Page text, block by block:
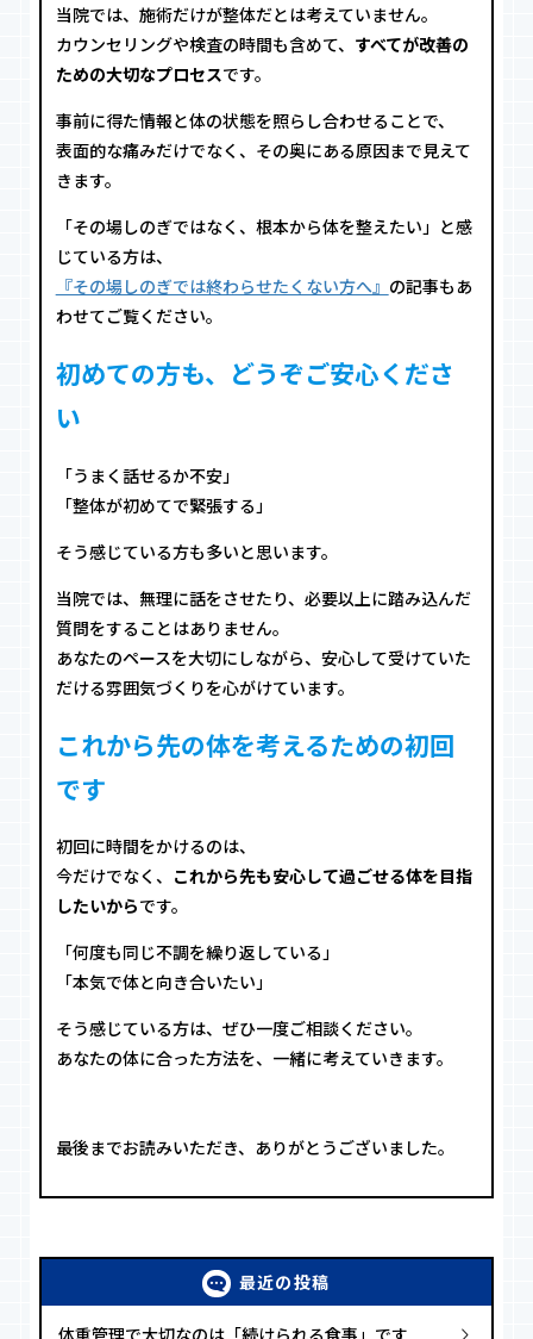
当院では、施術だけが整体だとは考えていません。
カウンセリングや検査の時間も含めて、 すべてが改善の
ための大切なプロセスです。
事前に得た情報と体の状態を照らし合わせることで、
表面的な痛みだけでなく、その奥にある原因まで見えて
きます。
「その場しのぎではなく、根本から体を整えたい」と感
じている方は、
『その場しのぎでは終わらせたくない方へ』 の記事もあ
わせてご覧ください。
初めての方も、どうぞご安心くださ
い
「うまく話せるか不安」
「整体が初めてで緊張する」
そう感じている方も多いと思います。
当院では、無理に話をさせたり、必要以上に踏み込んだ
質問をすることはありません。
あなたのペースを大切にしながら、安心して受けていた
だける雰囲気づくりを心がけています。
これから先の体を考えるための初回
です
初回に時間をかけるのは、
今だけでなく、 これから先も安心して過ごせる体を目指
したいからです。
「何度も同じ不調を繰り返している」
「本気で体と向き合いたい」
そう感じている方は、ぜひ一度ご相談ください。
あなたの体に合った方法を、一緒に考えていきます。
最後までお読みいただき、ありがとうございました。
最近の投稿